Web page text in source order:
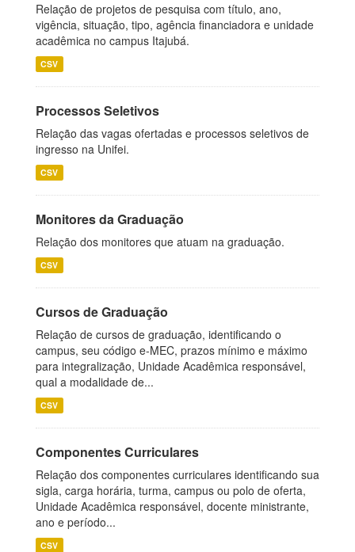
Relação de projetos de pesquisa com título, ano,
vigência, situação, tipo, agência financiadora e unidade
acadêmica no campus Itajubá.
CSV
Processos Seletivos
Relação das vagas ofertadas e processos seletivos de
ingresso na Unifei.
CSV
Monitores da Graduação
Relação dos monitores que atuam na graduação.
CSV
Cursos de Graduação
Relação de cursos de graduação, identificando o
campus, seu código e-MEC, prazos mínimo e máximo
para integralização, Unidade Acadêmica responsável,
qual a modalidade de...
CSV
Componentes Curriculares
Relação dos componentes curriculares identificando sua
sigla, carga horária, turma, campus ou polo de oferta,
Unidade Acadêmica responsável, docente ministrante,
ano e período...
CSV